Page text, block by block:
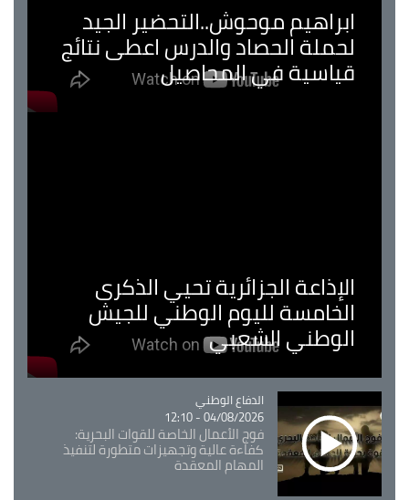
ابراهيم موحوش..التحضير الجيد
لحملة الحصاد والدرس اعطى نتائج
قياسية في المحاصيل
الإذاعة الجزائرية تحيي الذكرى
الخامسة لليوم الوطني للجيش
الوطني الشعبي
Catégorie
الدفاع الوطني
04/08/2026 - 12:10
فوج الأعمال الخاصة للقوات البحرية:
كفاءة عالية وتجهيزات متطورة لتنفيذ
المهام المعقدة